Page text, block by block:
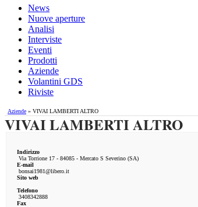
News
Nuove aperture
Analisi
Interviste
Eventi
Prodotti
Aziende
Volantini GDS
Riviste
Aziende » VIVAI LAMBERTI ALTRO
VIVAI LAMBERTI ALTRO
Indirizzo
Via Torrione 17 - 84085 - Mercato S Severino (SA)
E-mail
bonsai1981@libero.it
Sito web
Telefono
3408342888
Fax